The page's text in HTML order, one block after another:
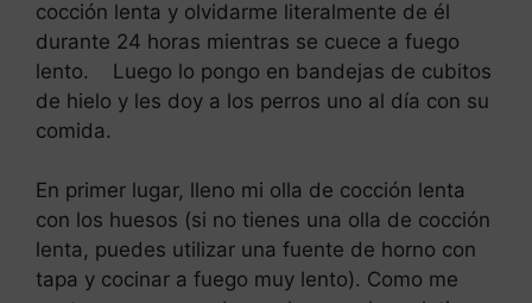
cocción lenta y olvidarme literalmente de él
durante 24 horas mientras se cuece a fuego
lento. Luego lo pongo en bandejas de cubitos
de hielo y les doy a los perros uno al día con su
comida.
En primer lugar, lleno mi olla de cocción lenta
con los huesos (si no tienes una olla de cocción
lenta, puedes utilizar una fuente de horno con
tapa y cocinar a fuego muy lento). Como me